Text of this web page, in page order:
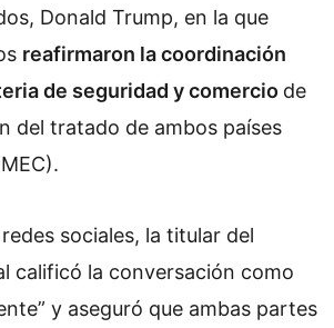
Donald Trump, en la que
reafirmaron la coordinación
de seguridad y comercio de
del tratado de ambos países
sociales, la titular del
calificó la conversación como
y aseguró que ambas partes